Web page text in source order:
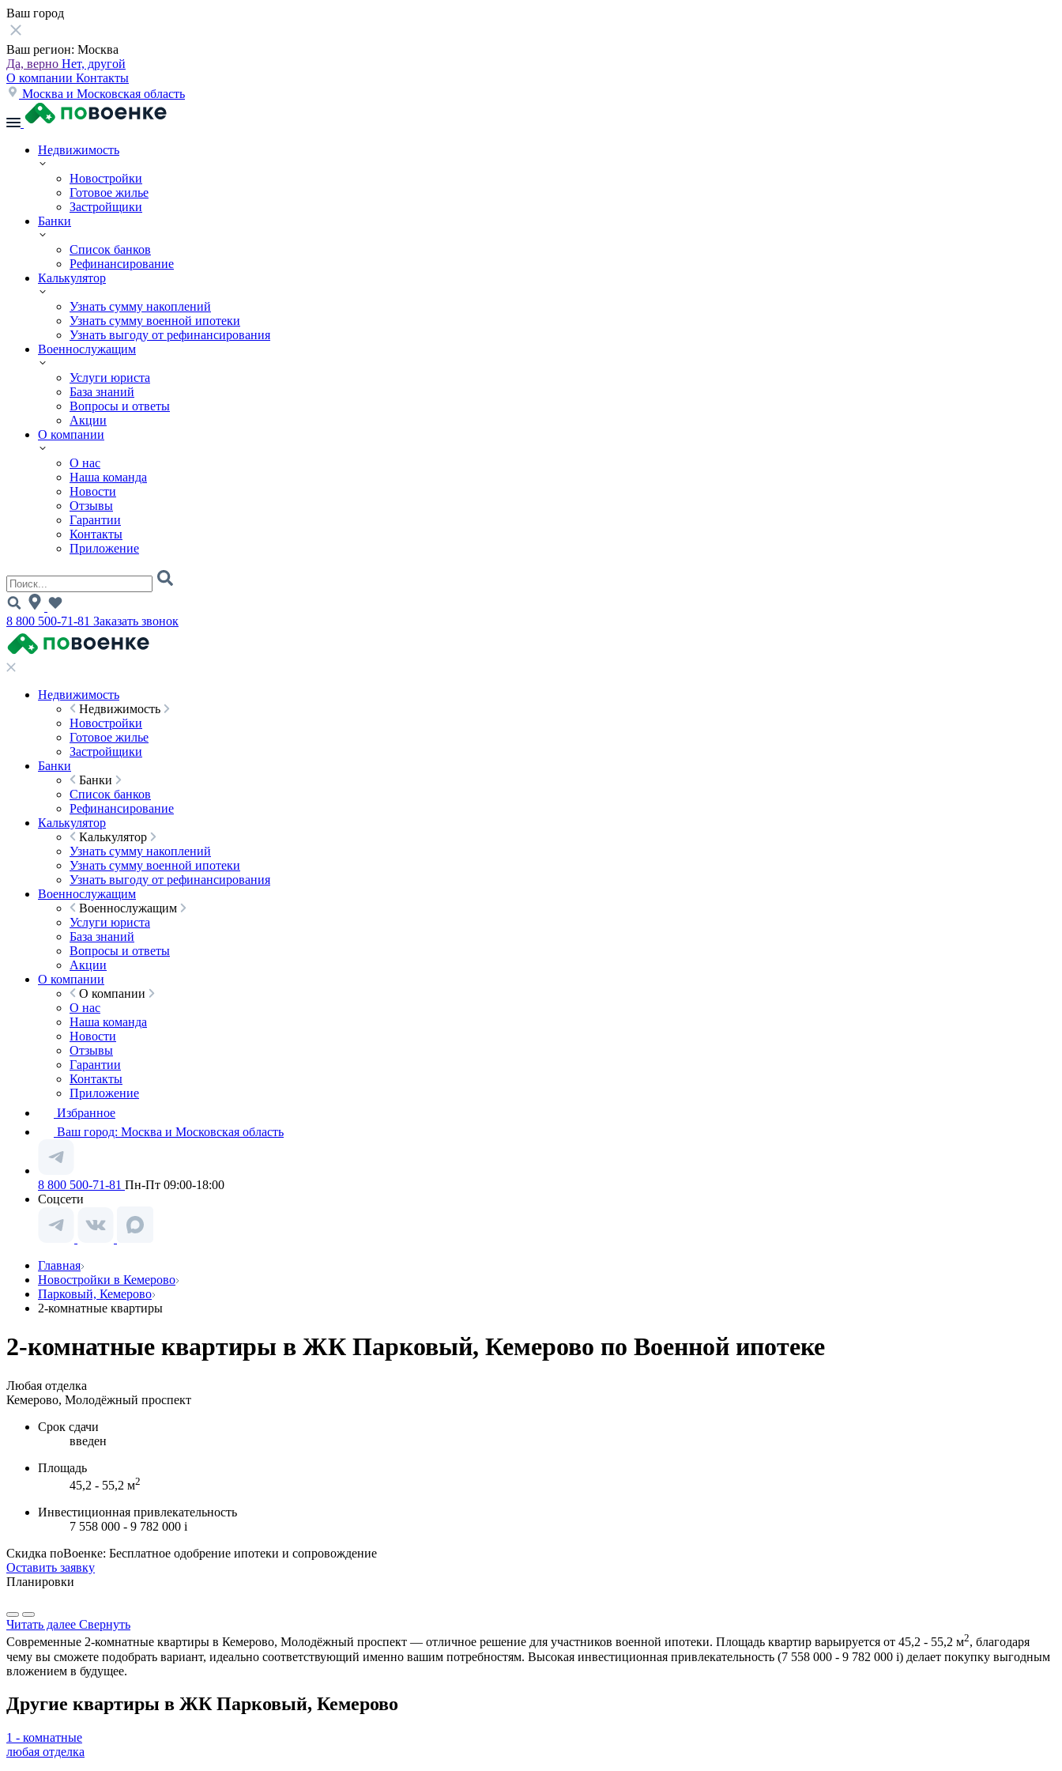
Ваш город
Ваш регион: Москва
Да, верно Нет, другой
О компании Контакты
Москва и Московская область
Недвижимость
Новостройки
Готовое жилье
Застройщики
Банки
Список банков
Рефинансирование
Калькулятор
Узнать сумму накоплений
Узнать сумму военной ипотеки
Узнать выгоду от рефинансирования
Военнослужащим
Услуги юриста
База знаний
Вопросы и ответы
Акции
О компании
О нас
Наша команда
Новости
Отзывы
Гарантии
Контакты
Приложение
8 800 500-71-81 Заказать звонок
Недвижимость
Недвижимость
Новостройки
Готовое жилье
Застройщики
Банки
Банки
Список банков
Рефинансирование
Калькулятор
Калькулятор
Узнать сумму накоплений
Узнать сумму военной ипотеки
Узнать выгоду от рефинансирования
Военнослужащим
Военнослужащим
Услуги юриста
База знаний
Вопросы и ответы
Акции
О компании
О компании
О нас
Наша команда
Новости
Отзывы
Гарантии
Контакты
Приложение
Избранное
Ваш город: Москва и Московская область
8 800 500-71-81 Пн-Пт 09:00-18:00
Соцсети
Главная
Новостройки в Кемерово
Парковый, Кемерово
2-комнатные квартиры
2-комнатные квартиры в ЖК Парковый, Кемерово по Военной ипотеке
Любая отделка
Кемерово, Молодёжный проспект
Срок сдачи
введен
Площадь
45,2 - 55,2 м2
Инвестиционная привлекательность
7 558 000 - 9 782 000 i
Скидка поВоенке: Бесплатное одобрение ипотеки и сопровождение
Оставить заявку
Планировки
Читать далее Свернуть
Современные 2-комнатные квартиры в Кемерово, Молодёжный проспект — отличное решение для участников военной ипотеки. Площадь квартир варьируется от 45,2 - 55,2 м2, благодаря
чему вы сможете подобрать вариант, идеально соответствующий именно вашим потребностям. Высокая инвестиционная привлекательность (7 558 000 - 9 782 000 i) делает покупку выгодным
вложением в будущее.
Другие квартиры в ЖК Парковый, Кемерово
1 - комнатные
любая отделка